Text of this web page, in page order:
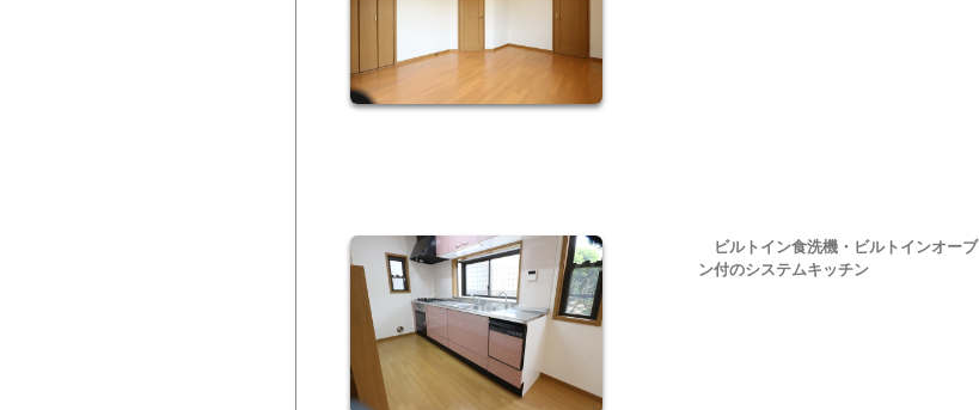
ビルトイン食洗機・ビルトインオーブ
ン付のシステムキッチン